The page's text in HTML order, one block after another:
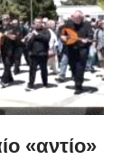
«αντίο»